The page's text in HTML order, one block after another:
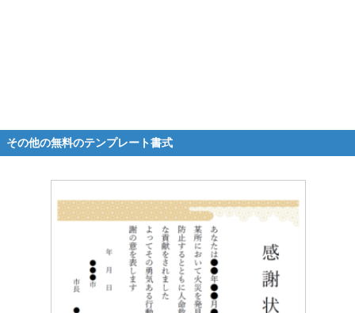
その他の無料のテンプレート書式